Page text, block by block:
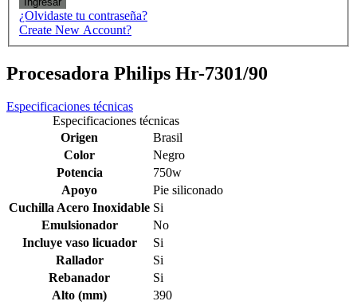
¿Olvidaste tu contraseña?
Create New Account?
Procesadora Philips Hr-7301/90
Especificaciones técnicas
Especificaciones técnicas
Origen
Brasil
Color
Negro
Potencia
750w
Apoyo
Pie siliconado
Cuchilla Acero Inoxidable Si
Emulsionador
No
Incluye vaso licuador
Si
Rallador
Si
Rebanador
Si
Alto (mm)
390